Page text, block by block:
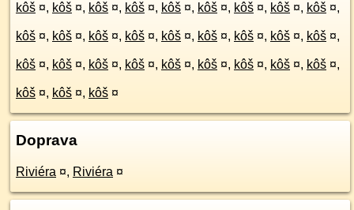
kôš ¤, kôš ¤, kôš ¤, kôš ¤, kôš ¤, kôš ¤, kôš ¤, kôš ¤, kôš ¤,
kôš ¤, kôš ¤, kôš ¤, kôš ¤, kôš ¤, kôš ¤, kôš ¤, kôš ¤, kôš ¤,
kôš ¤, kôš ¤, kôš ¤, kôš ¤, kôš ¤, kôš ¤, kôš ¤, kôš ¤, kôš ¤,
kôš ¤, kôš ¤, kôš ¤
Doprava
Riviéra ¤, Riviéra ¤